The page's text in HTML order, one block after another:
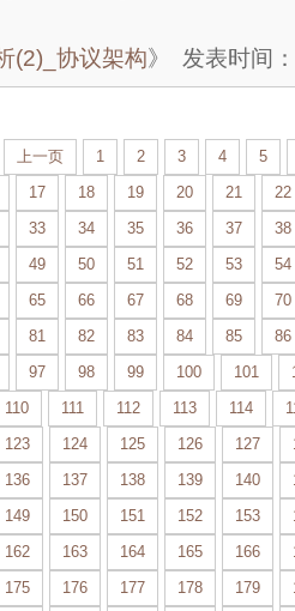
(2)_协议架构》 发表时间
上一页 1 2 3 4
5
17 18 19 20 21
22
33 34 35 36 37
38
49 50 51 52 53
54
65 66 67 68 69
70
81 82 83 84 85
86
97 98 99 100 101
110 111 112 113 114
123 124 125 126 127
136 137 138 139 140
149 150 151 152 153
162 163 164 165 166
175 176 177 178 179